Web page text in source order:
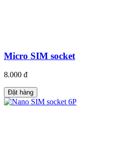
Micro SIM socket
8.000 đ
Đặt hàng